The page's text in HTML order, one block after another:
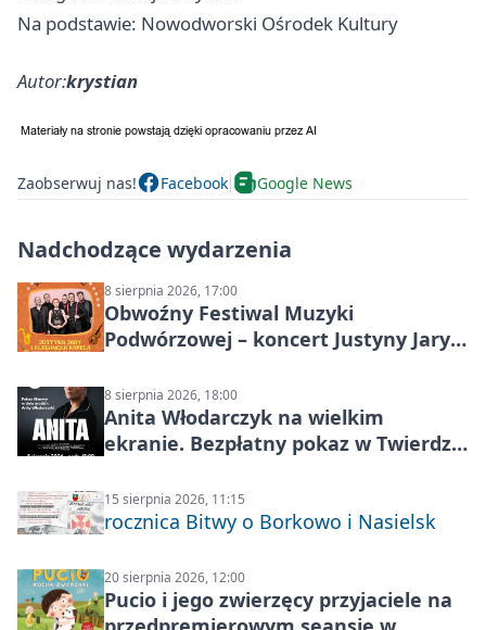
Na podstawie: Nowodworski Ośrodek Kultury
Autor:krystian
Zaobserwuj nas! Facebook Google News
Nadchodzące wydarzenia
8 sierpnia 2026, 17:00
Obwoźny Festiwal Muzyki
Podwórzowej – koncert Justyny Jary i
8 sierpnia 2026, 18:00
Anita Włodarczyk na wielkim
ekranie. Bezpłatny pokaz w Twierdzy
15 sierpnia 2026, 11:15
rocznica Bitwy o Borkowo i Nasielsk
20 sierpnia 2026, 12:00
Pucio i jego zwierzęcy przyjaciele na